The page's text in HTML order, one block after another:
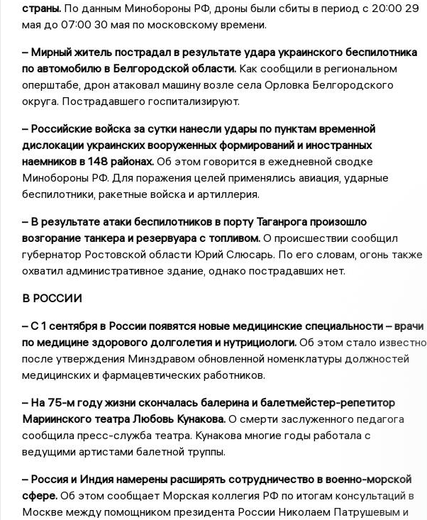
страны.По данным Минобороны РФ, дроны были сбиты в период с 20:00 29
мая до 07:00 30 мая по московскому времени.
– Мирный житель пострадал в результате удара украинского беспилотника
по автомобилю в Белгородской области.Как сообщили в региональном
оперштабе, дрон атаковал машину возле села Орловка Белгородского
округа. Пострадавшего госпитализируют.
– Российские войска за сутки нанесли удары по пунктам временной
дислокации украинских вооруженных формирований и иностранных
наемников в 148 районах.Об этом говорится в ежедневной сводке
Минобороны РФ. Для поражения целей применялись авиация, ударные
беспилотники, ракетные войска и артиллерия.
– В результате атаки беспилотников в порту Таганрога произошло
возгорание танкера и резервуара с топливом.О происшествии сообщил
губернатор Ростовской области Юрий Слюсарь. По его словам, огонь также
охватил административное здание, однако пострадавших нет.
В РОССИИ
– С 1 сентября в России появятся новые медицинские специальности – врачи
по медицине здорового долголетия и нутрициологи.Об этом стало известно
после утверждения Минздравом обновленной номенклатуры должностей
медицинских и фармацевтических работников.
– На 75-м году жизни скончалась балерина и балетмейстер-репетитор
Мариинского театра Любовь Кунакова.О смерти заслуженного педагога
сообщила пресс-служба театра. Кунакова многие годы работала с
ведущими артистами балетной труппы.
– Россия и Индия намерены расширять сотрудничество в военно-морской
сфере.Об этом сообщает Морская коллегия РФ по итогам консультаций в
Москве между помощником президента России Николаем Патрушевым и